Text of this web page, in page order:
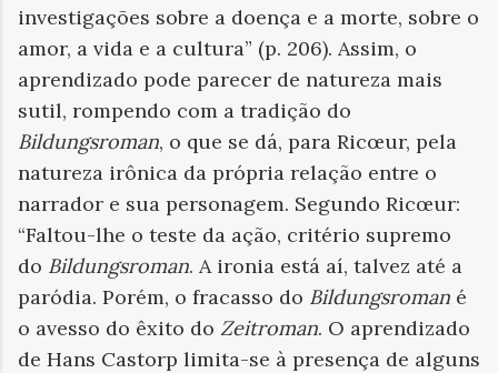
investigações sobre a doença e a morte, sobre o
amor, a vida e a cultura” (p. 206). Assim, o
aprendizado pode parecer de natureza mais
sutil, rompendo com a tradição do
Bildungsroman, o que se dá, para Ricœur, pela
natureza irônica da própria relação entre o
narrador e sua personagem. Segundo Ricœur:
“Faltou-lhe o teste da ação, critério supremo
do Bildungsroman. A ironia está aí, talvez até a
paródia. Porém, o fracasso do Bildungsroman é
o avesso do êxito do Zeitroman. O aprendizado
de Hans Castorp limita-se à presença de alguns